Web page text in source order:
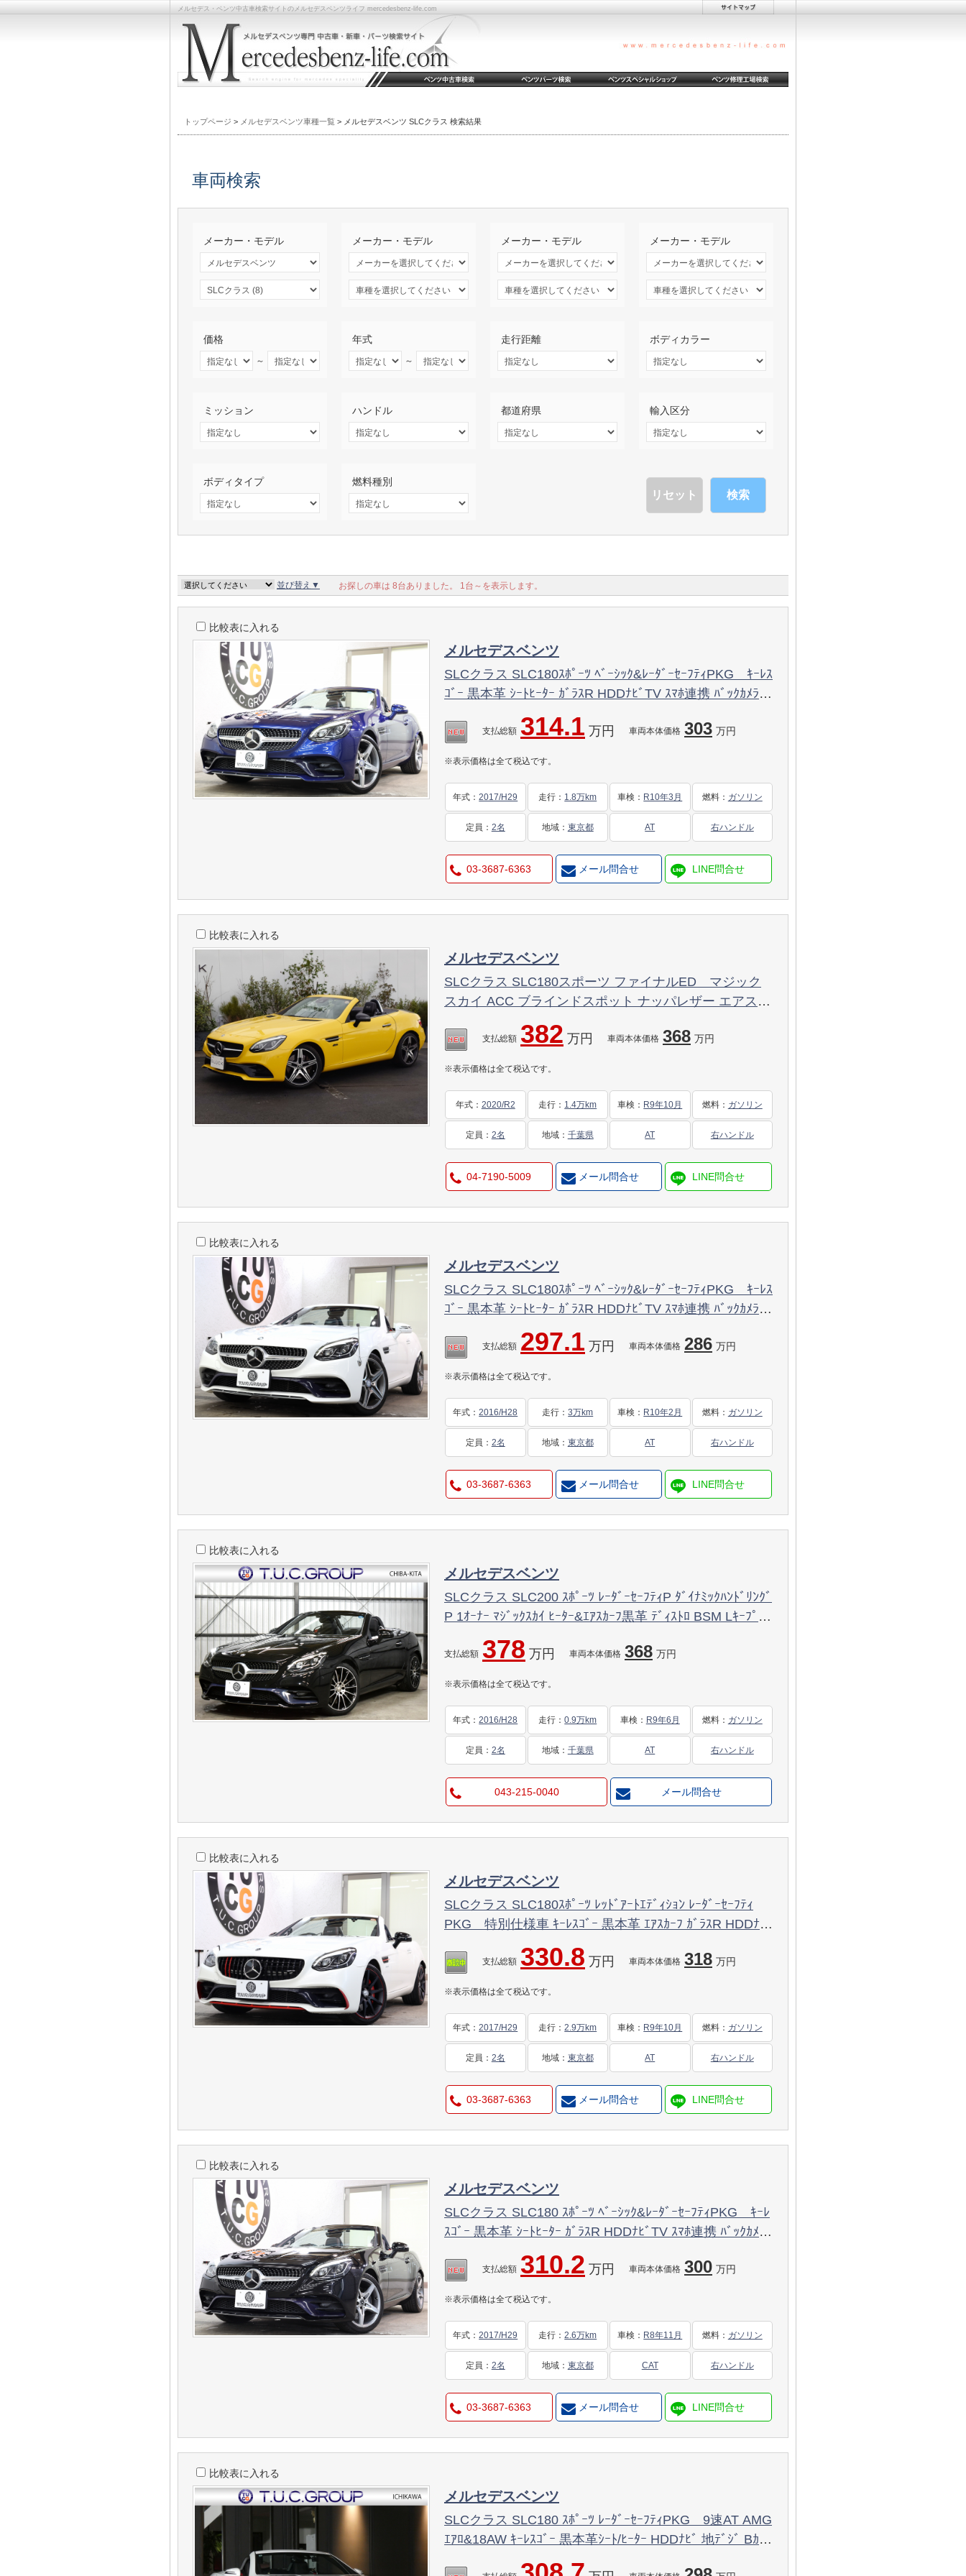
メルセデス・ベンツ中古車検索サイトのメルセデスベンツライフ mercedesbenz-life.com
トップページ > メルセデスベンツ車種一覧> メルセデスベンツ SLCクラス 検索結果
車両検索
メーカー・モデル メーカー・モデル メーカー・モデル メーカー・モデル
価格
～
年式
～
走行距離 ボディカラー
ミッション ハンドル 都道府県 輸入区分
ボディタイプ 燃料種別
検索
並び替え▼ お探しの車は 8台ありました。 1台～を表示します。
比較表に入れる
メルセデスベンツ
SLCクラス SLC180ｽﾎﾟｰﾂ ﾍﾞｰｼｯｸ&ﾚｰﾀﾞｰｾｰﾌﾃｨPKG ｷｰﾚｽ
ｺﾞｰ 黒本革 ｼｰﾄﾋｰﾀｰ ｶﾞﾗｽR HDDﾅﾋﾞTV ｽﾏﾎ連携 ﾊﾞｯｸｶﾒﾗ
少色ﾌﾞﾘﾘｱﾝﾄﾌﾞﾙｰ 2年保証
支払総額 314.1 万円 車両本体価格 303 万円
※表示価格は全て税込です。
年式 ：2017/H29 走行 ： 1.8万km 車検 ： R10年3月 燃料： ガソリン
定員 ： 2名 地域： 東京都 AT 右ハンドル
03-3687-6363 メール問合せ
比較表に入れる
メルセデスベンツ
SLCクラス SLC180スポーツ ファイナルED マジック
スカイ ACC ブラインドスポット ナッパレザー エアスカ
ナビ フルセグ 18インチAW ダイアモンドグリル シート
支払総額 382 万円 車両本体価格 368 万円
※表示価格は全て税込です。
年式： 2020/R2 走行 ： 1.4万km 車検 ： R9年10月 燃料： ガソリン
定員 ： 2名 地域： 千葉県 AT 右ハンドル
04-7190-5009 メール問合せ
比較表に入れる
メルセデスベンツ
SLCクラス SLC180ｽﾎﾟｰﾂ ﾍﾞｰｼｯｸ&ﾚｰﾀﾞｰｾｰﾌﾃｨPKG ｷｰﾚｽ
ｺﾞｰ 黒本革 ｼｰﾄﾋｰﾀｰ ｶﾞﾗｽR HDDﾅﾋﾞTV ｽﾏﾎ連携 ﾊﾞｯｸｶﾒﾗ
ｸ 9AT 2年保証
支払総額 297.1 万円 車両本体価格 286 万円
※表示価格は全て税込です。
年式 ：2016/H28 走行 ：3万km 車検 ： R10年2月 燃料： ガソリン
定員 ： 2名 地域： 東京都 AT 右ハンドル
03-3687-6363 メール問合せ
比較表に入れる
メルセデスベンツ
SLCクラス SLC200 ｽﾎﾟｰﾂ ﾚｰﾀﾞｰｾｰﾌﾃｨP ﾀﾞｲﾅﾐｯｸﾊﾝﾄﾞﾘﾝｸﾞ
P 1ｵｰﾅｰ ﾏｼﾞｯｸｽｶｲ ﾋｰﾀｰ&ｴｱｽｶｰﾌ黒革 ﾃﾞｨｽﾄﾛ BSM Lｷｰﾌﾟ
LEDﾍｯﾄﾞﾗｲﾄ地ﾃﾞｼﾞﾅﾋﾞ Bｶﾒﾗ 2年保証
支払総額 378 万円 車両本体価格 368 万円
※表示価格は全て税込です。
年式 ：2016/H28 走行 ：0.9万km 車検 ： R9年6月 燃料： ガソリン
定員 ： 2名 地域： 千葉県 AT 右ハンドル
043-215-0040 メール問合せ
比較表に入れる
メルセデスベンツ
SLCクラス SLC180ｽﾎﾟｰﾂ ﾚｯﾄﾞｱｰﾄｴﾃﾞｨｼｮﾝ ﾚｰﾀﾞｰｾｰﾌﾃｨ
PKG 特別仕様車 ｷｰﾚｽｺﾞｰ 黒本革 ｴｱｽｶｰﾌ ｶﾞﾗｽR HDDﾅﾋﾞ
ｾﾝﾄﾊﾟｰﾂ ﾊﾟﾅﾒﾘｶｰﾅｸﾞﾘﾙ 9AT 2年保証
支払総額 330.8 万円 車両本体価格 318 万円
※表示価格は全て税込です。
年式 ：2017/H29 走行 ：2.9万km 車検 ： R9年10月 燃料： ガソリン
定員 ： 2名 地域： 東京都 AT 右ハンドル
03-3687-6363 メール問合せ
比較表に入れる
メルセデスベンツ
SLCクラス SLC180 ｽﾎﾟｰﾂ ﾍﾞｰｼｯｸ&ﾚｰﾀﾞｰｾｰﾌﾃｨPKG ｷｰﾚ
ｽｺﾞｰ 黒本革 ｼｰﾄﾋｰﾀｰ ｶﾞﾗｽR HDDﾅﾋﾞTV ｽﾏﾎ連携 ﾊﾞｯｸｶﾒﾗ
ﾄﾞｶﾗｰｼｰﾄﾍﾞﾙﾄ 9AT 2年保証
支払総額 310.2 万円 車両本体価格 300 万円
※表示価格は全て税込です。
年式 ：2017/H29 走行 ：2.6万km 車検 ： R8年11月 燃料： ガソリン
定員 ： 2名 地域： 東京都 CAT 右ハンドル
03-3687-6363 メール問合せ
比較表に入れる
メルセデスベンツ
SLCクラス SLC180 ｽﾎﾟｰﾂ ﾚｰﾀﾞｰｾｰﾌﾃｨPKG 9速AT AMG
ｴｱﾛ&18AW ｷｰﾚｽｺﾞｰ 黒本革ｼｰﾄ/ﾋｰﾀｰ HDDﾅﾋﾞ 地ﾃﾞｼﾞ Bｶﾒﾗ